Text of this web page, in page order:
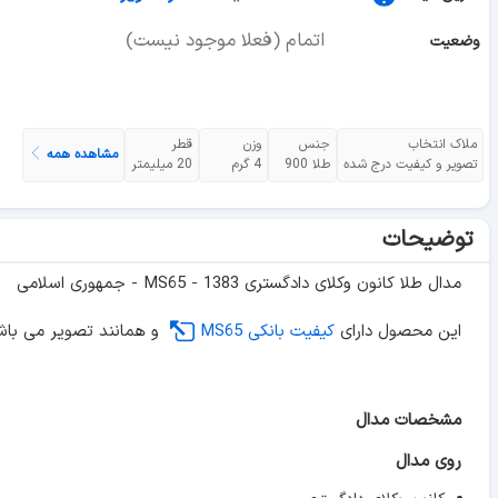
وضعیت اتمام (فعلا موجود نیست)
ملاک انتخاب
تصویر و کیفیت درج شده
جنس
طلا 900
وزن
4 گرم
قطر
20 میلیمتر
مشاهده همه
توضیحات
مدال طلا کانون وکلای دادگستری 1383 - MS65 - جمهوری اسلامی
این محصول دارای کیفیت بانکی MS65 و همانند تصویر می
مشخصات مدال
روی مدال